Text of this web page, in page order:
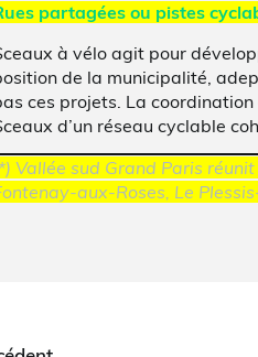
partagées ou pistes
à vélo agit pour
de la municipalité,
ces projets. La
d’un réseau cyclable
*) Vallée sud Grand Paris
aux-Roses, Le